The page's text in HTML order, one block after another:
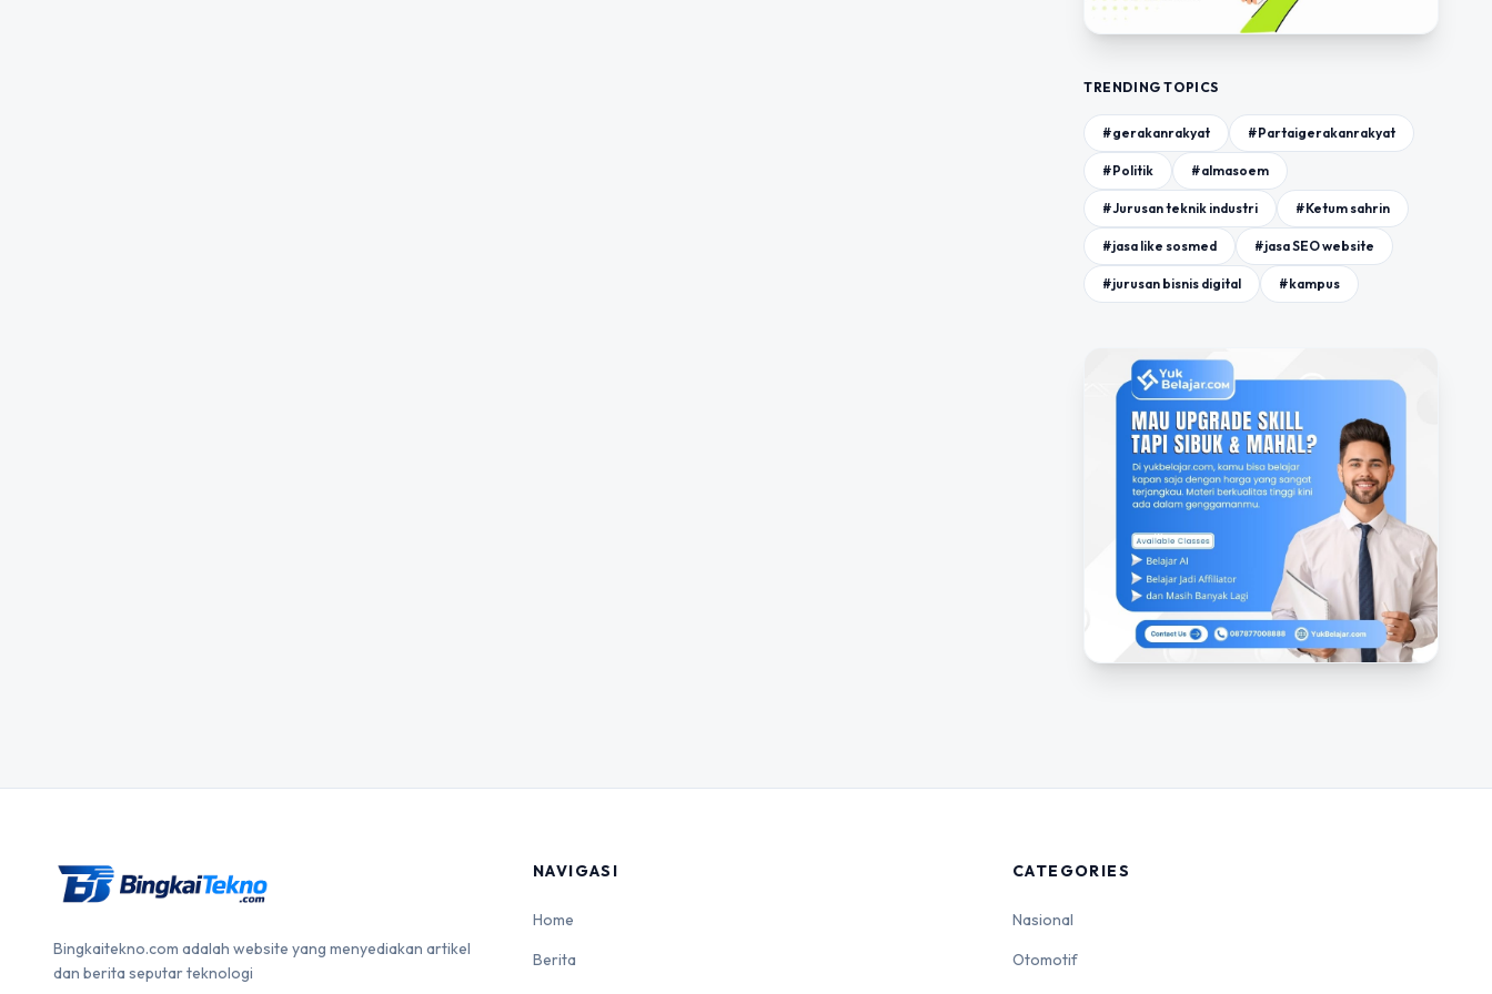
TRENDING TOPICS
#gerakanrakyat #Partaigerakanrakyat
#Politik #almasoem
#Jurusan teknik industri #Ketum sahrin
#jasa like sosmed #jasa SEO website
#jurusan bisnis digital #kampus
Bingkaitekno.com adalah website yang menyediakan artikel
dan berita seputar teknologi
NAVIGASI
Home
Berita
CATEGORIES
Nasional
Otomotif